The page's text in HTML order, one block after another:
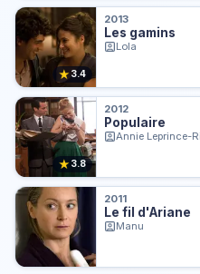
★ 3.4
2013
Les gamins
Lola
★ 3.8
2012
Populaire
Annie Leprince-
2011
Le fil d'Ariane
Manu